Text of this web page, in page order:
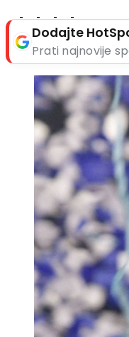
Dodajte
Prati najnovije